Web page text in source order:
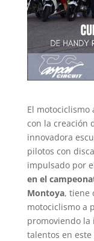
El
con la creación
innovadora
pilotos con
impulsado por
en el
Montoya, tiene
motociclismo a
promoviendo la
talentos en